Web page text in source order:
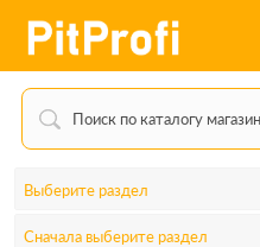
Выберите раздел
Сначала выберите раздел